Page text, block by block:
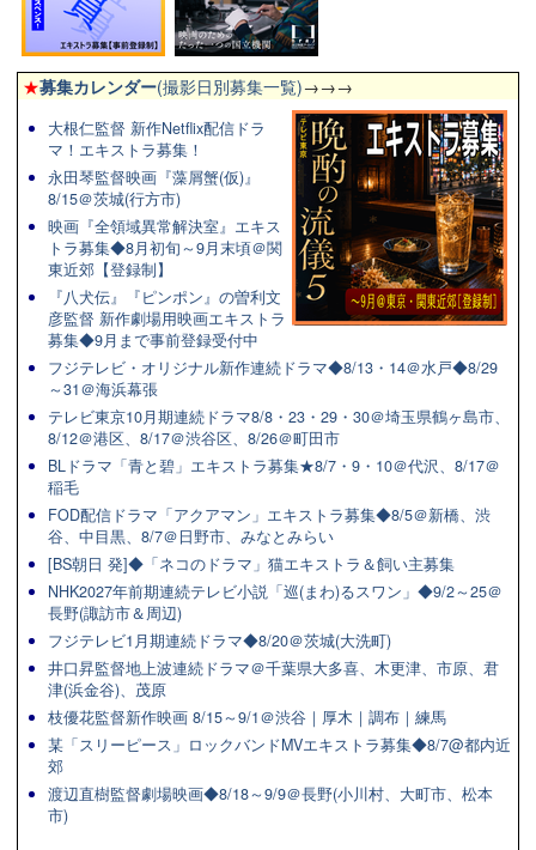
★募集カレンダー(撮影日別募集一覧)→→→
大根仁監督 新作Netflix配信ドラ
マ！エキストラ募集！
永田琴監督映画『藻屑蟹(仮)』
8/15＠茨城(行方市)
映画『全領域異常解決室』エキス
トラ募集◆8月初旬～9月末頃＠関
東近郊【登録制】
『八犬伝』『ピンポン』の曽利文
彦監督 新作劇場用映画エキストラ
募集◆9月まで事前登録受付中
フジテレビ・オリジナル新作連続ドラマ◆8/13・14＠水戸◆8/29
～31＠海浜幕張
テレビ東京10月期連続ドラマ8/8・23・29・30＠埼玉県鶴ヶ島市、
8/12＠港区、8/17＠渋谷区、8/26＠町田市
BLドラマ「青と碧」エキストラ募集★8/7・9・10＠代沢、8/17＠
稲毛
FOD配信ドラマ「アクアマン」エキストラ募集◆8/5＠新橋、渋
谷、中目黒、8/7＠日野市、みなとみらい
[BS朝日 発]◆「ネコのドラマ」猫エキストラ＆飼い主募集
NHK2027年前期連続テレビ小説「巡(まわ)るスワン」◆9/2～25＠
長野(諏訪市＆周辺)
フジテレビ1月期連続ドラマ◆8/20＠茨城(大洗町)
井口昇監督地上波連続ドラマ＠千葉県大多喜、木更津、市原、君
津(浜金谷)、茂原
枝優花監督新作映画 8/15～9/1＠渋谷｜厚木｜調布｜練馬
某「スリーピース」ロックバンドMVエキストラ募集◆8/7@都内近
郊
渡辺直樹監督劇場映画◆8/18～9/9＠長野(小川村、大町市、松本
市)